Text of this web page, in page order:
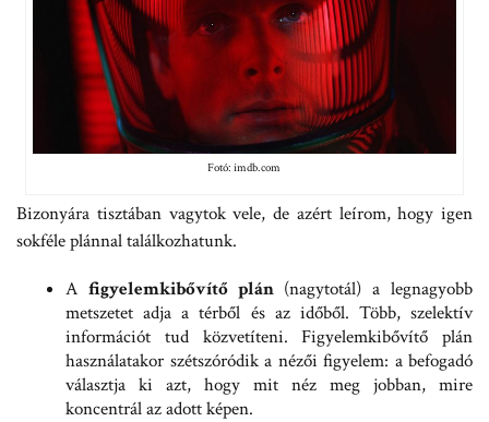
Fotó: imdb.com
Bizonyára tisztában vagytok vele, de azért leírom, hogy igen
sokféle plánnal találkozhatunk.
A figyelemkibővítő plán (nagytotál) a legnagyobb
metszetet adja a térből és az időből. Több, szelektív
információt tud közvetíteni. Figyelemkibővítő plán
használatakor szétszóródik a nézői figyelem: a befogadó
választja ki azt, hogy mit néz meg jobban, mire
koncentrál az adott képen.